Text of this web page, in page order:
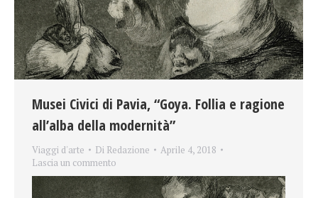
Musei Civici di Pavia, “Goya. Follia e ragione
all’alba della modernità”
Viaggi d'arte Di Redazione
Aprile 4, 2018
Lascia un commento